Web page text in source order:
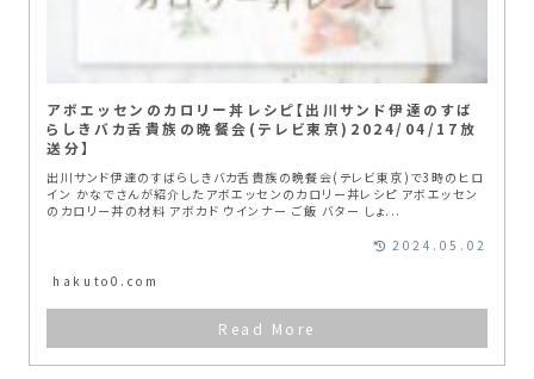
アボエッセンのカロリー丼レシピ【出川サンド伊達のすば
らしきバカ舌貴族の晩餐会(テレビ東京)2024/04/17放
送分】
出川サンド伊達のすばらしきバカ舌貴族の晩餐会(テレビ東京)で3時のヒロ
イン かなでさんが紹介したアボエッセンのカロリー丼レシピ アボエッセン
のカロリー丼の材料 アボカド ウインナー ご飯 バター しょ...
hakuto0.com
2024.05.02